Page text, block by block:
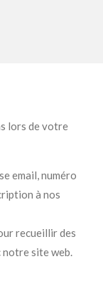
lors de votre
email, numéro
à nos
recueillir des
site web.